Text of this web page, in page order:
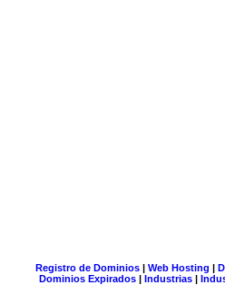
Registro de Dominios| Web Hosting |
Dominios Expirados | Industrias |